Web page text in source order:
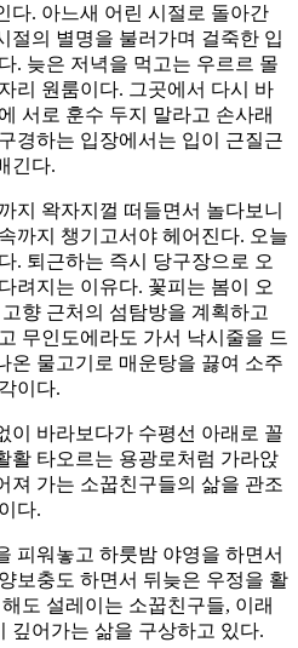
다. 아느새 어린 시절로 돌아간
절의 별명을 불러가며 걸죽한 입
. 늦은 저녁을 먹고는 우르르 몰
리 원룸이다. 그곳에서 다시 바
서로 훈수 두지 말라고 손사래
경하는 입장에서는 입이 근질근
긴다.
지 왁자지껄 떠들면서 놀다보니
까지 챙기고서야 헤어진다. 오늘
. 퇴근하는 즉시 당구장으로 오
려지는 이유다. 꽃피는 봄이 오
향 근처의 섬탐방을 계획하고
무인도에라도 가서 낙시줄을 드
온 물고기로 매운탕을 끓여 소주
이다.
이 바라보다가 수평선 아래로 꼴
활 타오르는 용광로처럼 가라앉
져 가는 소꿉친구들의 삶을 관조
다.
피워놓고 하룻밤 야영을 하면서
보충도 하면서 뒤늦은 우정을 활
도 설레이는 소꿉친구들, 이래
깊어가는 삶을 구상하고 있다.